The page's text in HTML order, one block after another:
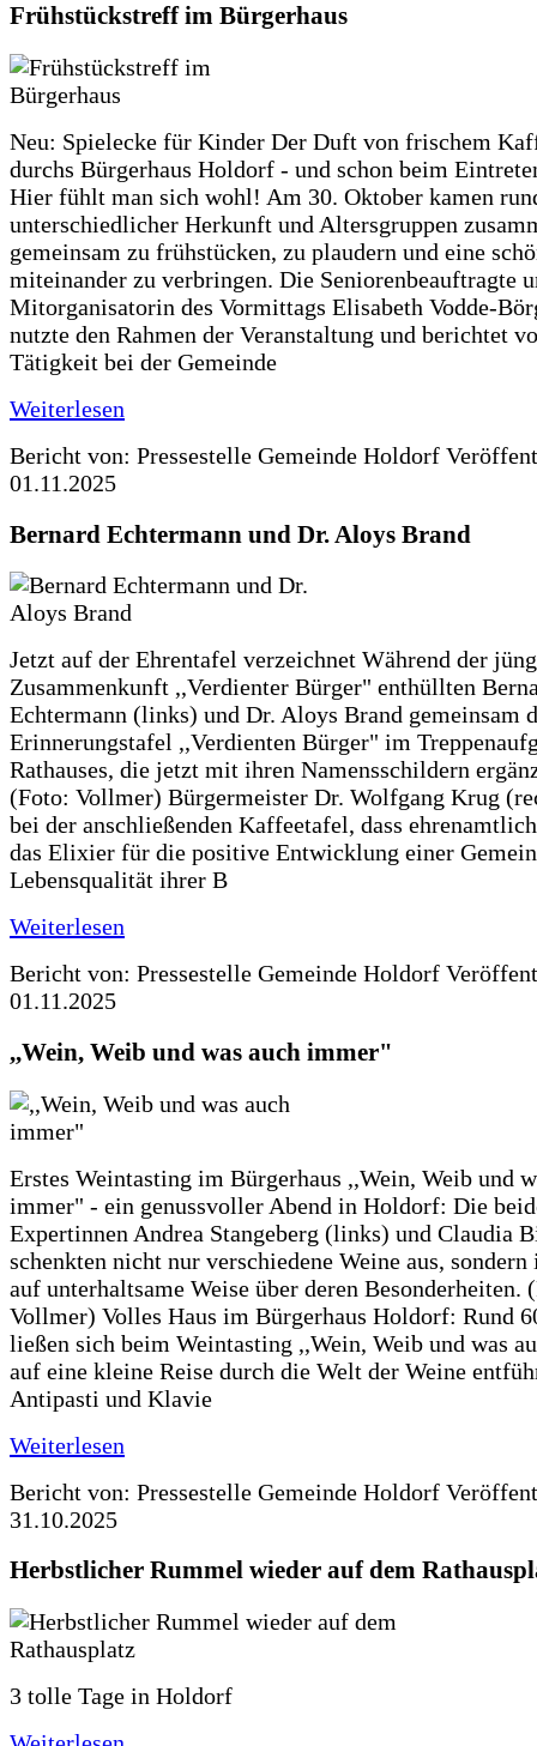
Frühstückstreff im Bürgerhaus
Neu: Spielecke für Kinder Der Duft von frischem
durchs Bürgerhaus Holdorf - und schon beim
Hier fühlt man sich wohl! Am 30. Oktober kamen
unterschiedlicher Herkunft und Altersgruppen
gemeinsam zu frühstücken, zu plaudern und eine
miteinander zu verbringen. Die Seniorenbeauftragte
Mitorganisatorin des Vormittags Elisabeth Vodde-
nutzte den Rahmen der Veranstaltung und berichtet
Tätigkeit bei der Gemeinde
Weiterlesen
Bericht von: Pressestelle Gemeinde Holdorf
01.11.2025
Bernard Echtermann und Dr. Aloys Brand
Jetzt auf der Ehrentafel verzeichnet Während der
Zusammenkunft ,,Verdienter Bürger" enthüllten
Echtermann (links) und Dr. Aloys Brand gemeinsam
Erinnerungstafel ,,Verdienten Bürger" im
Rathauses, die jetzt mit ihren Namensschildern
(Foto: Vollmer) Bürgermeister Dr. Wolfgang Krug
bei der anschließenden Kaffeetafel, dass
das Elixier für die positive Entwicklung einer
Lebensqualität ihrer B
Weiterlesen
Bericht von: Pressestelle Gemeinde Holdorf
01.11.2025
,,Wein, Weib und was auch immer"
Erstes Weintasting im Bürgerhaus ,,Wein, Weib und
immer" - ein genussvoller Abend in Holdorf: Die
Expertinnen Andrea Stangeberg (links) und Claudia
schenkten nicht nur verschiedene Weine aus,
auf unterhaltsame Weise über deren Besonderheiten.
Vollmer) Volles Haus im Bürgerhaus Holdorf: Rund
ließen sich beim Weintasting ,,Wein, Weib und was
auf eine kleine Reise durch die Welt der Weine
Antipasti und Klavie
Weiterlesen
Bericht von: Pressestelle Gemeinde Holdorf
31.10.2025
Herbstlicher Rummel wieder auf dem
3 tolle Tage in Holdorf